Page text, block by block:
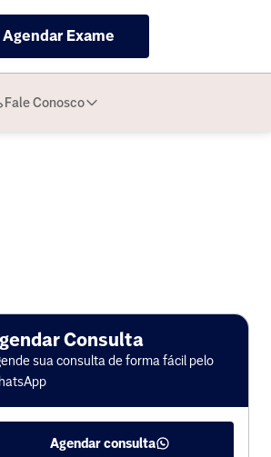
Agendar Exame
Fale Conosco
Consulta
sua consulta de forma fácil pelo
Agendar consulta